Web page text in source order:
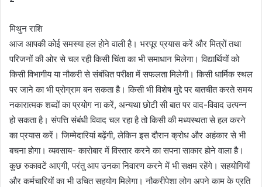
मिथुन राशि
आज आपकी कोई समस्या हल होने वाली है। भरपूर प्रयास करें और मित्रों तथा
परिजनों की ओर से चल रही किसी चिंता का भी समाधान मिलेगा। विद्यार्थियों को
किसी विभागीय या नौकरी से संबंधित परीक्षा में सफलता मिलेगी। किसी धार्मिक स्थल
पर जाने का भी प्रोग्राम बन सकता है। किसी भी विशेष मुद्दे पर बातचीत करते समय
नकारात्मक शब्दों का प्रयोग ना करें, अन्यथा छोटी सी बात पर वाद-विवाद उत्पन्न
हो सकता है। संपत्ति संबंधी विवाद चल रहा है तो किसी की मध्यस्थता से हल करने
का प्रयास करें। जिम्मेदारियां बढ़ेंगी, लेकिन इस दौरान क्रोध और अहंकार से भी
बचना होगा। व्यवसाय- कारोबार में विस्तार करने का सपना साकार होने वाला है।
कुछ रुकावटें आएगी, परंतु आप उनका निवारण करने में भी सक्षम रहेंगे। सहयोगियों
और कर्मचारियों का भी उचित सहयोग मिलेगा। नौकरीपेशा लोग अपने काम के प्रति